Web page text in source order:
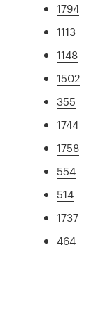
1794
1113
1148
1502
355
1744
1758
554
514
1737
464